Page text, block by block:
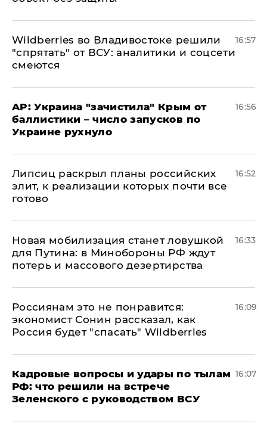
Wildberries во Владивостоке решили
"спрятать" от ВСУ: аналитики и соцсети
смеются
16:57
AP: Украина "зачистила" Крым от
баллистики – число запусков по
Украине рухнуло
16:56
Липсиц раскрыл планы российских
элит, к реализации которых почти все
готово
16:52
​Новая мобилизация станет ловушкой
для Путина: в Минобороны РФ ждут
потерь и массового дезертирства
16:33
Россиянам это не понравится:
экономист Сонин рассказал, как
Россия будет "спасать" Wildberries
16:09
Кадровые вопросы и удары по тылам
РФ: что решили на встрече
Зеленского с руководством ВСУ
16:07